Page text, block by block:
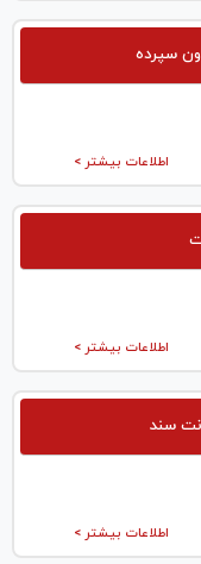
سپرده
اطلاعات بیشتر >
اطلاعات بیشتر >
سند
اطلاعات بیشتر >